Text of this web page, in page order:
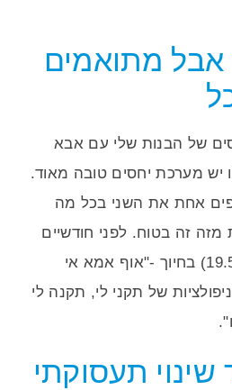
אבל מתואמים
של הבנות שלי עם אבא
יש מערכת יחסים טובה מאוד.
אחת את השני בכל מה
מזה זה בטוח. לפני חודשיים
אמרה לי הבוגרת (בת 19.5) בחיוך -"אוף אמא אי
של תקני לי, תקנה לי
שינוי תעסוקתי